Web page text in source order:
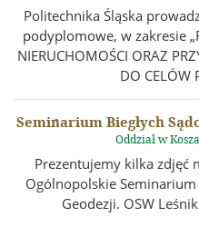
Politechnika Śląska
podyplomowe, w zakresie
NIERUCHOMOŚCI ORAZ
DO CELÓW
Seminarium Biegłych
Oddział w
Prezentujemy kilka zdjęć
Ogólnopolskie Seminarium
Geodezji. OSW